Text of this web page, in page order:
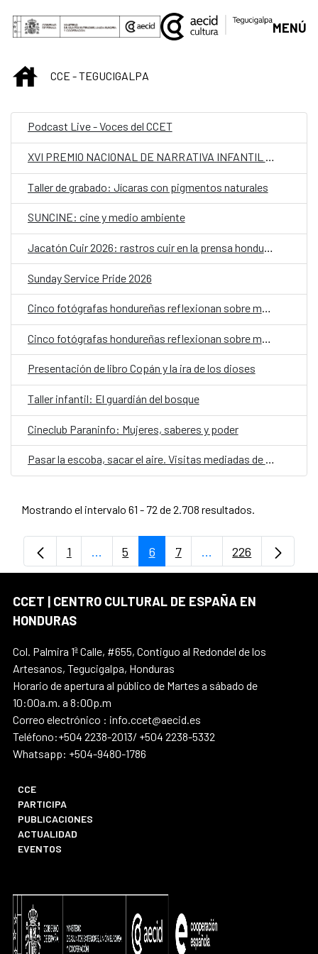
Saltar al contenido principal
MENÚ
INICIOCCE - TEGUCIGALPA
Podcast Live - Voces del CCET
XVI PREMIO NACIONAL DE NARRATIVA INFANTIL Y JUVENIL
Taller de grabado: Jícaras con pigmentos naturales
SUNCINE: cine y medio ambiente
Jacatón Cuir 2026: rastros cuir en la prensa hondureña de los 70 y 80
Sunday Service Pride 2026
Cinco fotógrafas hondureñas reflexionan sobre memoria y cuerpo en "Realidades paralelas"
Cinco fotógrafas hondureñas reflexionan sobre memoria y cuerpo en "Realidades paralelas"
Presentación de libro Copán y la ira de los dioses
Taller infantil: El guardián del bosque
Cineclub Paraninfo: Mujeres, saberes y poder
Pasar la escoba, sacar el aire. Visitas mediadas de la exposición Aquelarre
Mostrando el intervalo 61 - 72 de 2.708 resultados.
Página
1 ...Páginas intermedias Use TAB para
Página
5 Página
6 Página
7 ...PáginasPágina
226
CCET | CENTRO CULTURAL DE ESPAÑA EN
HONDURAS
Col. Palmira 1ª Calle, #655, Contiguo al Redondel de los
Artesanos, Tegucigalpa, Honduras
Horario de apertura al público de Martes a sábado de
10:00a.m. a 8:00p.m
Correo electrónico : info.ccet@aecid.es
Teléfono:+504 2238-2013/ +504 2238-5332
Whatsapp: +504-9480-1786
CCE
PARTICIPA
PUBLICACIONES
ACTUALIDAD
EVENTOS